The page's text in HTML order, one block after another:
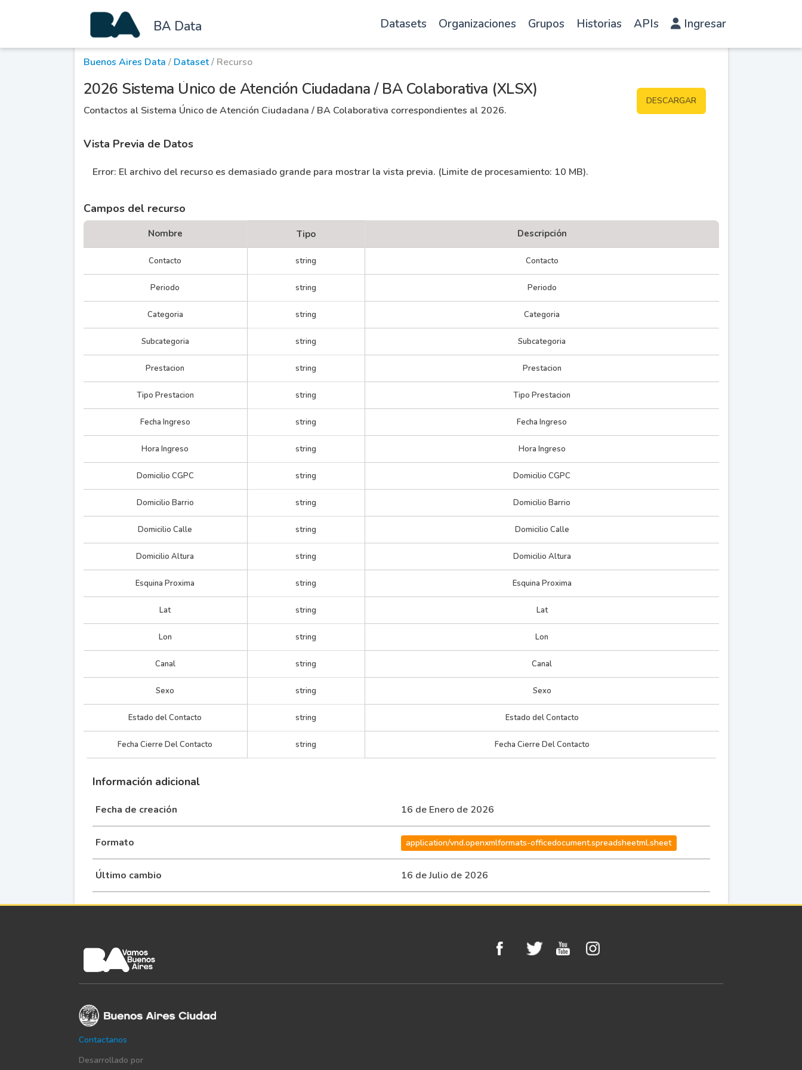
BA Data Datasets Organizaciones Grupos Historias APIs Ingresar
Buenos Aires Data / Dataset/ Recurso
2026 Sistema Único de Atención Ciudadana / BA Colaborativa (XLSX)
Contactos al Sistema Único de Atención Ciudadana / BA Colaborativa correspondientes al 2026.
DESCARGAR
Vista Previa de Datos
Error: El archivo del recurso es demasiado grande para mostrar la vista previa. (Limite de procesamiento: 10 MB).
Campos del recurso
Nombre Tipo Descripción
Contacto string Contacto
Periodo string Periodo
Categoria string Categoria
Subcategoria string Subcategoria
Prestacion string Prestacion
Tipo Prestacion string Tipo Prestacion
Fecha Ingreso string Fecha Ingreso
Hora Ingreso string Hora Ingreso
Domicilio CGPC string Domicilio CGPC
Domicilio Barrio string Domicilio Barrio
Domicilio Calle string Domicilio Calle
Domicilio Altura string Domicilio Altura
Esquina Proxima string Esquina Proxima
Lat string Lat
Lon string Lon
Canal string Canal
Sexo string Sexo
Estado del Contacto string Estado del Contacto
Fecha Cierre Del Contacto string Fecha Cierre Del Contacto
Información adicional
Fecha de creación 16 de Enero de 2026
Formato application/vnd.openxmlformats-officedocument.spreadsheetml.sheet
Último cambio 16 de Julio de 2026
Contactanos
Desarrollado por